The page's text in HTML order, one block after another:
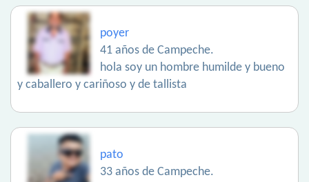
poyer
41 años de Campeche.
hola soy un hombre humilde y bueno
y caballero y cariñoso y de tallista
pato
33 años de Campeche.